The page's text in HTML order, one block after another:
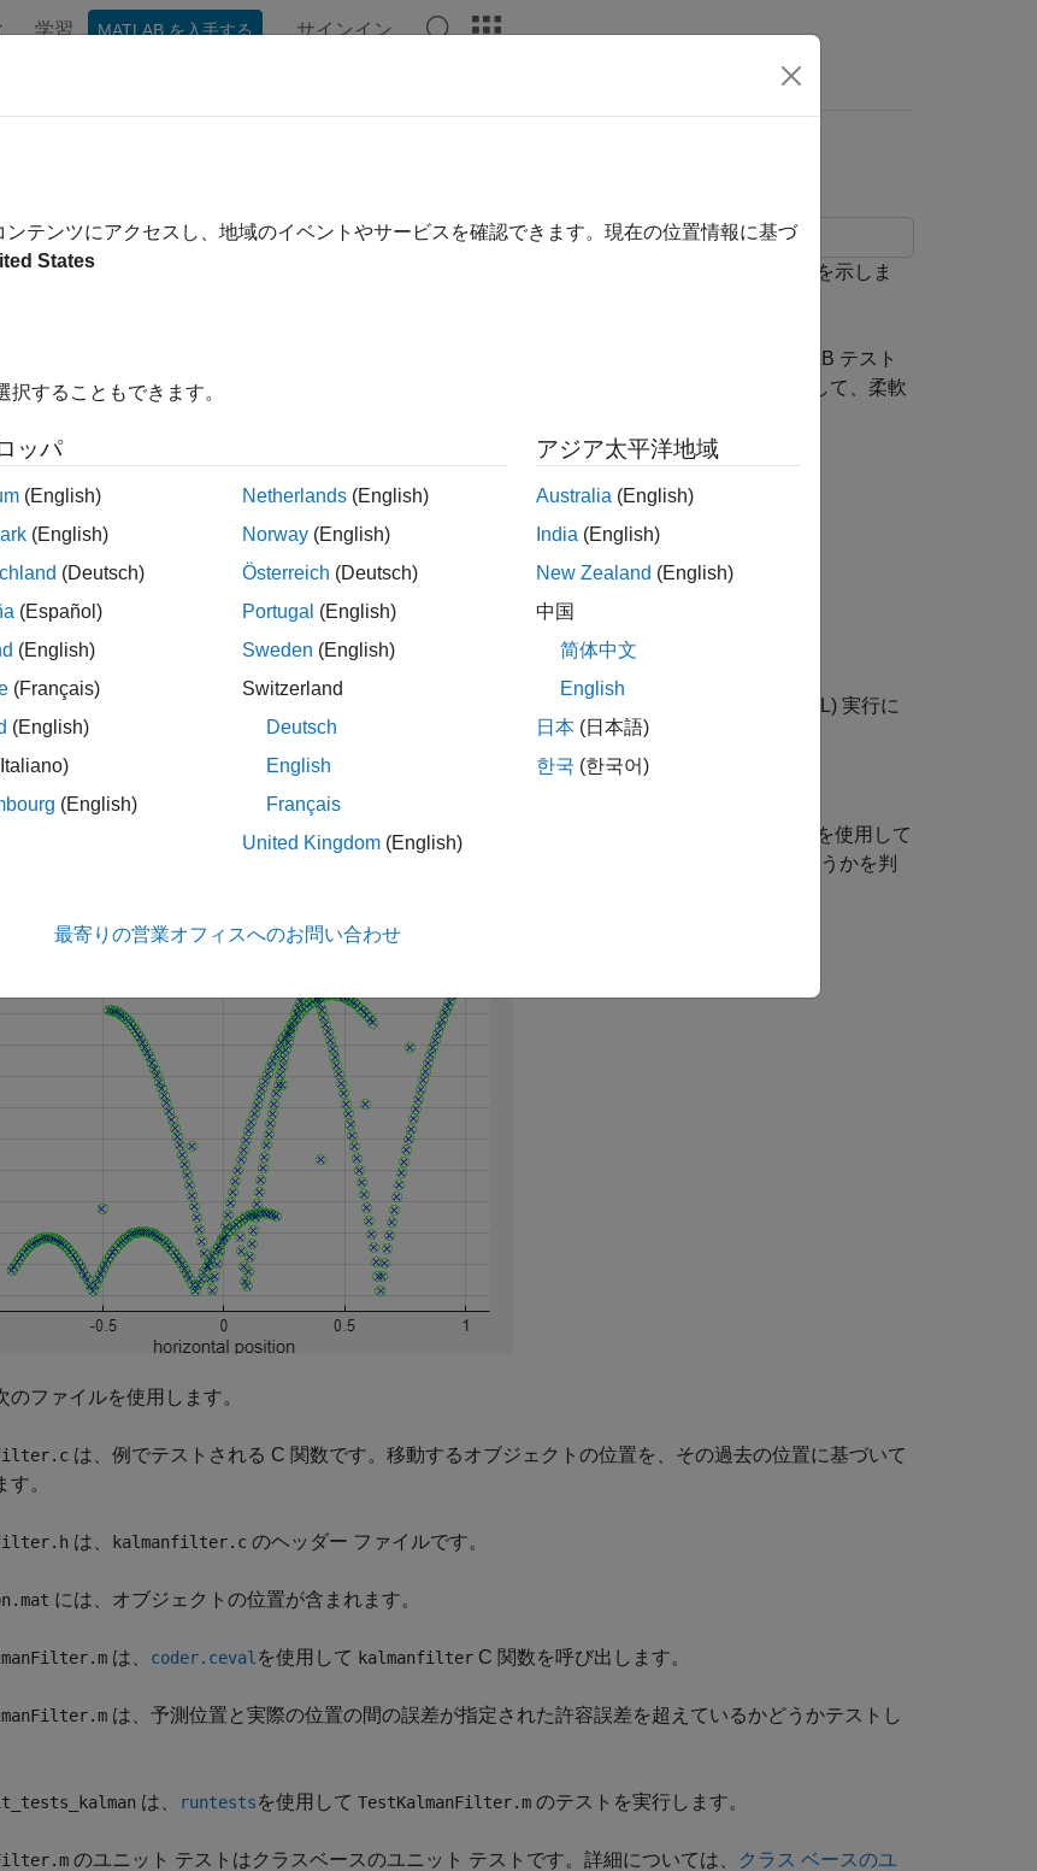
学習 MATLAB を入手する サインイン
Coder を使用した外部 C コードのユニット テスト
MATLAB® Coder™ で MATLAB® ユニット テストを使用して外部 C コードをテストする方法を示しま
ストする場合、MATLAB Coder を使用して MATLAB にコードを取り込みます。次に、MATLAB テスト
クを使用してユニット テストを記述します。MATLAB の高度な数値計算や可視化機能を利用して、柔軟
を MATLAB Coder を使用して生成する MEX 関数として MATLAB に取り込みます。
テスト フレームワークを使用してユニット テストを記述します。
数上でテストを実行します。
がある場合は、ソフトウェアインザループ (SIL) 実行またはプロセッサインザループ (PIL) 実行に
テストを使用して、生成されたスタンドアロン コードでユニット テストを実行できます。
MATLAB Coder を使用してユニット テストを実行する方法を示すためにカルマン フィルターを使用して
例のテストでは、オブジェクトの軌跡とそのカルマン推定が指定された許容誤差内に収まるどうかを判
のファイルを使用します。
は、例でテストされる C 関数です。移動するオブジェクトの位置を、その過去の位置に基づいて
す。
は、 kalmanfilter.c のヘッダー ファイルです。
には、オブジェクトの位置が含まれます。
は、 coder.ceval を使用して kalmanfilter C 関数を呼び出します。
は、予測位置と実際の位置の間の誤差が指定された許容誤差を超えているかどうかテストし
は、 runtestsを使用して TestKalmanFilter.m のテストを実行します。
のユニット テストはクラスベースのユニット テストです。詳細については、
クラス ベースのユ
テンツにアクセスし、地域のイベントやサービスを確認できます。現在の位置情報に基づ
States
することもできます。
ッパ
(English)
(English)
(Deutsch)
(Español)
(English)
(Français)
(English)
(English)
Netherlands (English)
Norway (English)
Österreich (Deutsch)
Portugal (English)
Sweden (English)
Switzerland
Deutsch
English
Français
United Kingdom (English)
アジア太平洋地域
Australia (English)
India (English)
New Zealand (English)
中国
简体中文
English
日本 (日本語)
한국 (한국어)
最寄りの営業オフィスへのお問い合わせ